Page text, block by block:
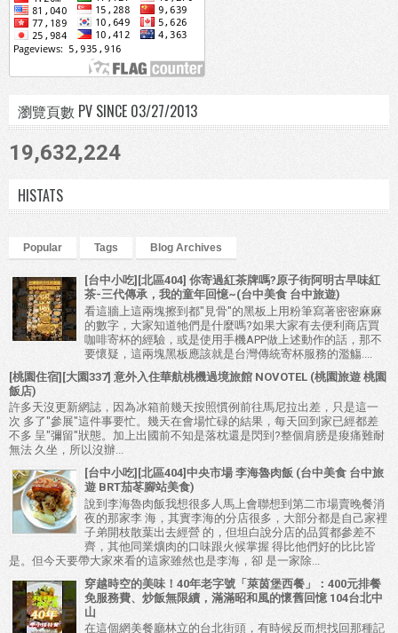
瀏覽頁數 PV SINCE 03/27/2013
19,632,224
HISTATS
Popular Tags Blog Archives
[台中小吃][北區404] 你寄過紅茶牌嗎?原子街阿明古早味紅
茶-三代傳承，我的童年回憶~(台中美食 台中旅遊)
看這牆上這兩塊擦到都"見骨"的黑板上用粉筆寫著密密麻麻
的數字，大家知道牠們是什麼嗎?如果大家有去便利商店買
咖啡寄杯的經驗，或是使用手機APP做上述動作的話，那不
要懷疑，這兩塊黑板應該就是台灣傳統寄杯服務的濫觴....
[桃園住宿][大園337] 意外入住華航桃機過境旅館 NOVOTEL (桃園旅遊 桃園
飯店)
許多天沒更新網誌，因為冰箱前幾天按照慣例前往馬尼拉出差，只是這一
次 多了"參展"這件事要忙。幾天在會場忙碌的結果，每天回到家已經都差
不多 呈"彌留"狀態。加上出國前不知是落枕還是閃到?整個肩膀是痠痛難耐
無法 久坐，所以沒辦...
[台中小吃][北區404]中央市場 李海魯肉飯 (台中美食 台中旅
遊 BRT茄苳腳站美食)
說到李海魯肉飯我想很多人馬上會聯想到第二市場賣晚餐消
夜的那家李 海，其實李海的分店很多，大部分都是自己家裡
子弟開枝散葉出去經營 的，但坦白說分店的品質都參差不
齊，其他同業爌肉的口味跟火候掌握 得比他們好的比比皆
是。但今天要帶大家來看的這家雖然也是李海，卻 是一家除...
穿越時空的美味！40年老字號「萊茵堡西餐」：400元排餐
免服務費、炒飯無限續，滿滿昭和風的懷舊回憶 104台北中
山
在這個網美餐廳林立的台北街頭，有時候反而想找回那種記